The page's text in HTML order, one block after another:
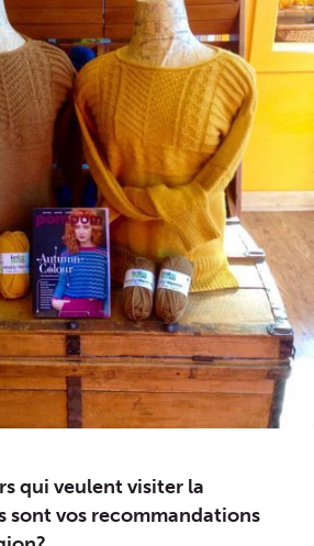
qui veulent visiter la
sont vos recommandations